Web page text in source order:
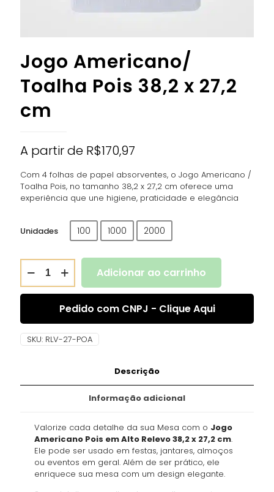
Jogo Americano/
Toalha Pois 38,2 x 27,2
cm
A partir de R$170,97
Com 4 folhas de papel absorventes, o Jogo Americano /
Toalha Pois, no tamanho 38,2 x 27,2 cm oferece uma
experiência que une higiene, praticidade e elegância
Unidades 100 1000 2000
Adicionar ao carrinho
Pedido com CNPJ - Clique Aqui
SKU: RLV-27-POA
Descrição
Informação adicional
Valorize cada detalhe da sua Mesa com o Jogo
Americano Pois em Alto Relevo 38,2 x 27,2 cm.
Ele pode ser usado em festas, jantares, almoços
ou eventos em geral. Além de ser prático, ele
enriquece sua mesa com um design elegante.